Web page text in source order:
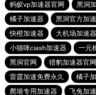
蚂蚁vp加速器官网
黑洞
橘子加速器
黑洞官方加
快橙加速器
大机场加速器
小猫咪ciash加速器
一元
黑洞官网
猎豹加速器官网
雷霆加速免费永久
橘子
爬墙专用加速器
飞兔加